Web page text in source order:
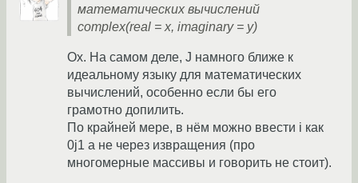
математических вычислений
complex(real = x, imaginary = y)
Ох. На самом деле, J намного ближе к
идеальному языку для математических
вычислений, особенно если бы его
грамотно допилить.
По крайней мере, в нём можно ввести i как
0j1 а не через извращения (про
многомерные массивы и говорить не стоит).